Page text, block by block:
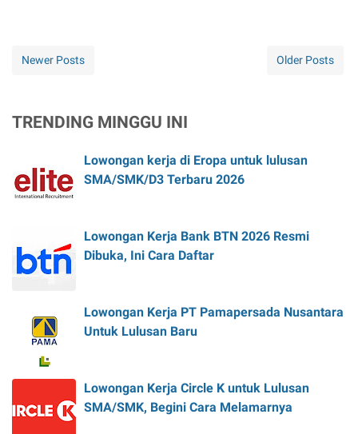
Newer Posts Older Posts
TRENDING MINGGU INI
Lowongan kerja di Eropa untuk lulusan
SMA/SMK/D3 Terbaru 2026
Lowongan Kerja Bank BTN 2026 Resmi
Dibuka, Ini Cara Daftar
Lowongan Kerja PT Pamapersada Nusantara
Untuk Lulusan Baru
Lowongan Kerja Circle K untuk Lulusan
SMA/SMK, Begini Cara Melamarnya